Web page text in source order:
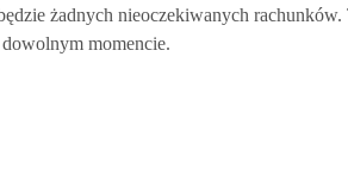
żadnych nieoczekiwanych
momencie.